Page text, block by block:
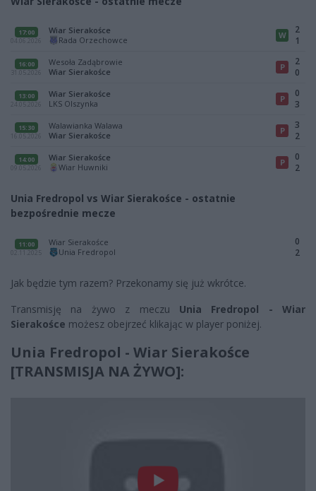
17:00
04.06.2026
Wiar Sierakośce
Rada Orzechowce
W
2
1
16:00
31.05.2026
Wesoła Zadąbrowie
Wiar Sierakośce
P
2
0
13:00
24.05.2026
Wiar Sierakośce
LKS Olszynka
P
0
3
15:30
16.05.2026
Walawianka Walawa
Wiar Sierakośce
P
3
2
14:00
09.05.2026
Wiar Sierakośce
Wiar Huwniki
P
0
2
Unia Fredropol vs Wiar Sierakośce - ostatnie
bezpośrednie mecze
11:00
02.11.2025
Wiar Sierakośce
Unia Fredropol
0
2
Jak będzie tym razem? Przekonamy się już wkrótce.
Transmisję na żywo z meczu Unia Fredropol - Wiar
Sierakośce możesz obejrzeć klikając w player poniżej.
Unia Fredropol - Wiar Sierakośce
[TRANSMISJA NA ŻYWO]: